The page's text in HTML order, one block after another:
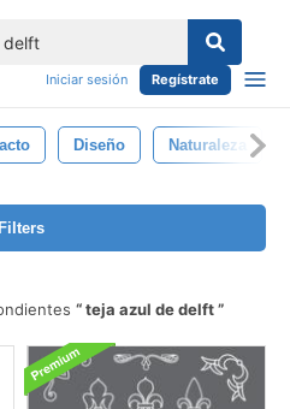
Iniciar sesión Regístrate
Diseño Naturaleza
Filters
teja azul de delft